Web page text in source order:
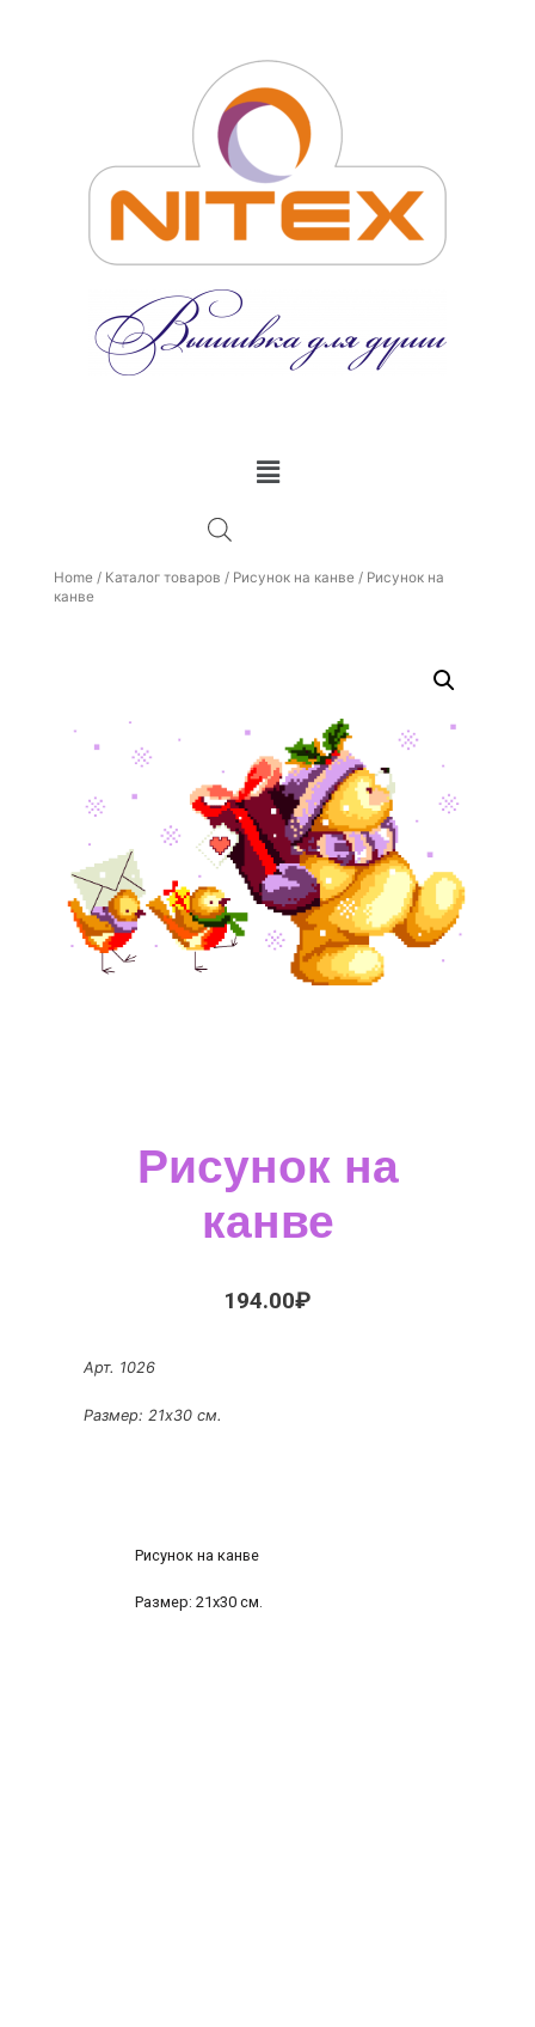
Home / Каталог товаров / Рисунок на канве / Рисунок на
канве
Рисунок на
канве
194.00₽
Арт. 1026
Размер: 21х30 см.
Рисунок на канве
Размер: 21х30 см.